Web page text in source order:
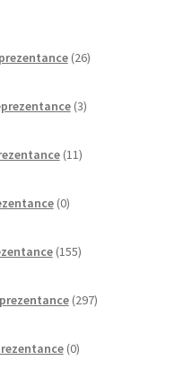
26izdelkov
3izdelki
11izdelkov
0izdelkov
155izdelkov
297izdelkov
0izdelkov